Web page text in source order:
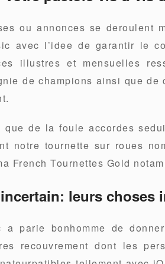
ou annonces se
avec l’idee de garantir le
illustres et mensuelles
de champions ainsi que
de la foule accordes
notre tournette sur roues
French Tournettes Gold
leurs choses
a parie bonhomme de
recouvrement dont les